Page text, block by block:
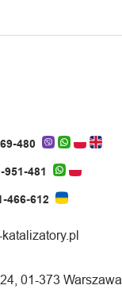
480
951-481
466-612
01-373 Warszawa